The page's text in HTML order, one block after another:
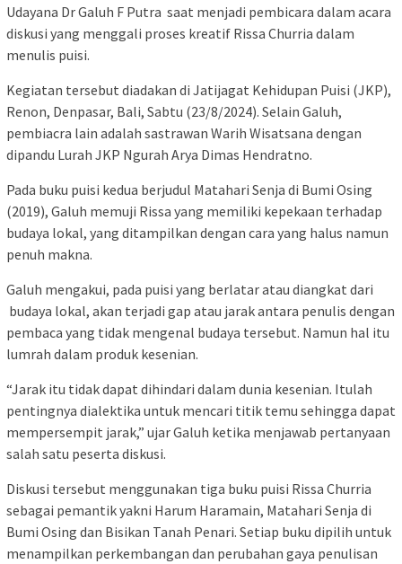
Udayana Dr Galuh F Putra saat menjadi pembicara dalam acara
diskusi yang menggali proses kreatif Rissa Churria dalam
menulis puisi.
Kegiatan tersebut diadakan di Jatijagat Kehidupan Puisi (JKP),
Renon, Denpasar, Bali, Sabtu (23/8/2024). Selain Galuh,
pembiacra lain adalah sastrawan Warih Wisatsana dengan
dipandu Lurah JKP Ngurah Arya Dimas Hendratno.
Pada buku puisi kedua berjudul Matahari Senja di Bumi Osing
(2019), Galuh memuji Rissa yang memiliki kepekaan terhadap
budaya lokal, yang ditampilkan dengan cara yang halus namun
penuh makna.
Galuh mengakui, pada puisi yang berlatar atau diangkat dari
budaya lokal, akan terjadi gap atau jarak antara penulis dengan
pembaca yang tidak mengenal budaya tersebut. Namun hal itu
lumrah dalam produk kesenian.
“Jarak itu tidak dapat dihindari dalam dunia kesenian. Itulah
pentingnya dialektika untuk mencari titik temu sehingga dapat
mempersempit jarak,” ujar Galuh ketika menjawab pertanyaan
salah satu peserta diskusi.
Diskusi tersebut menggunakan tiga buku puisi Rissa Churria
sebagai pemantik yakni Harum Haramain, Matahari Senja di
Bumi Osing dan Bisikan Tanah Penari. Setiap buku dipilih untuk
menampilkan perkembangan dan perubahan gaya penulisan